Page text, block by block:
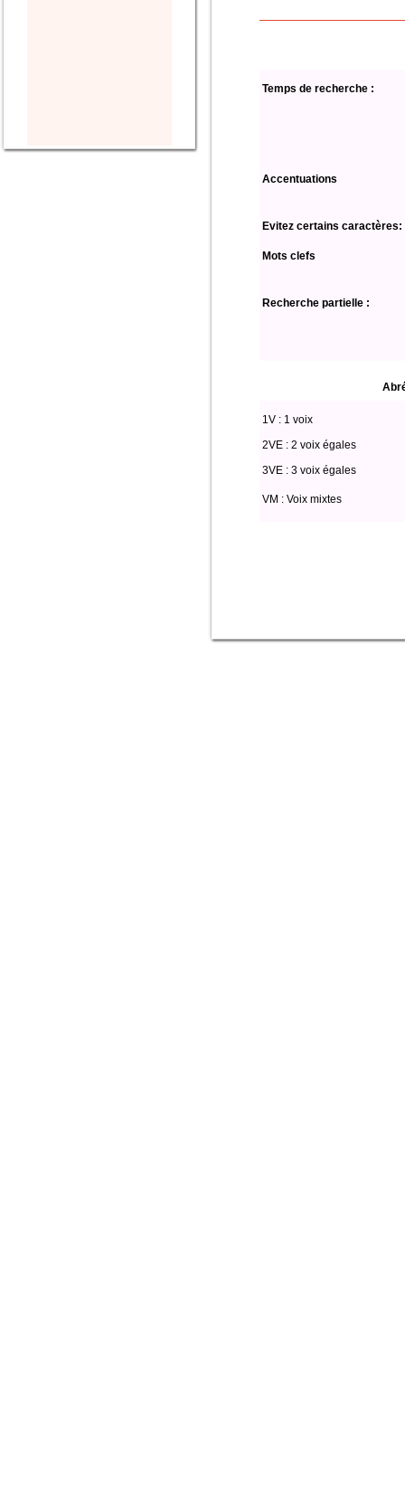
Temps de recherche :
Accentuations
Evitez certains caractères:
Mots clefs
Recherche partielle :
1V : 1 voix
2VE : 2 voix égales
3VE : 3 voix égales
VM : Voix mixtes